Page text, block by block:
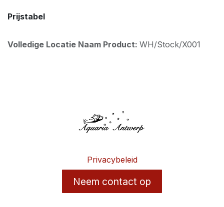
Prijstabel
Volledige Locatie Naam Product: WH/Stock/X001
Privacybeleid
Neem contact op